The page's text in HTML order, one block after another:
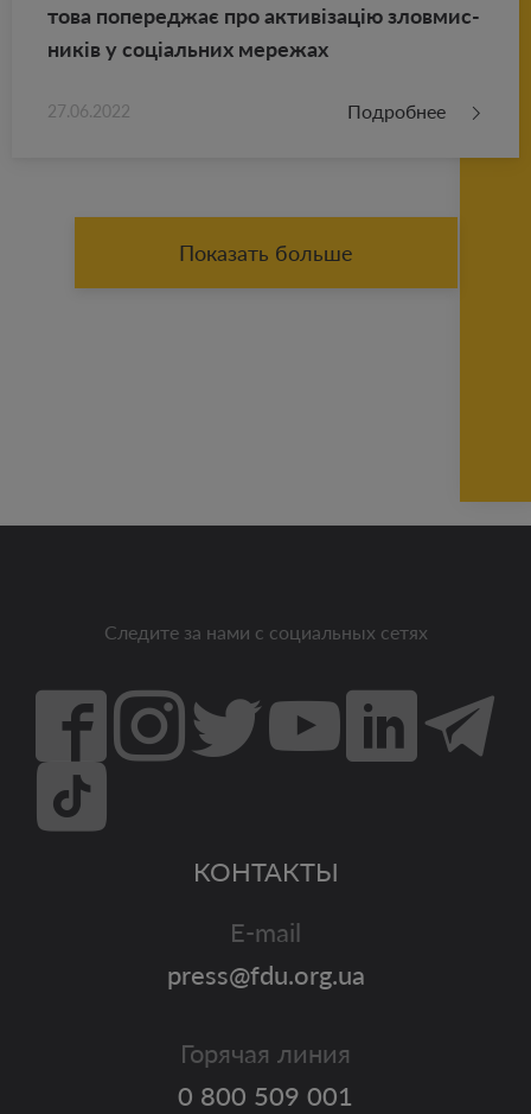
то­ва по­пе­реджає про активізацію злов­мис­
ників у соціаль­них ме­ре­жах
27.06.2022 Подробнее
Показать больше
Следите за нами с социальных сетях
КОНТАКТЫ
E-mail
press@fdu.org.ua
Горячая линия
0 800 509 001